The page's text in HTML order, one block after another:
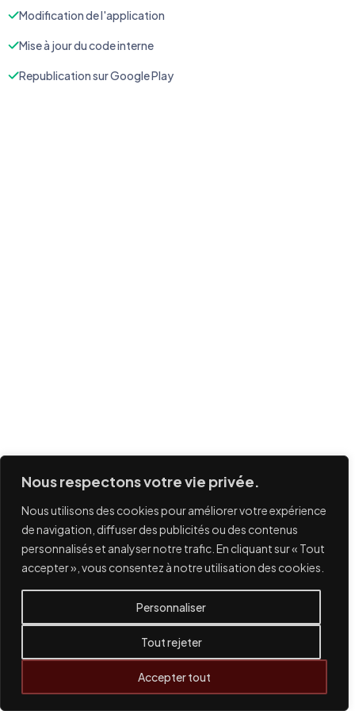
Nous respectons votre vie privée.
Nous utilisons des cookies pour améliorer votre expérience
de navigation, diffuser des publicités ou des contenus
personnalisés et analyser notre trafic. En cliquant sur « Tout
accepter », vous consentez à notre utilisation des cookies.
Personnaliser
Tout rejeter
Accepter tout
Modification de l'application
Mise à jour du code interne
Republication sur Google Play